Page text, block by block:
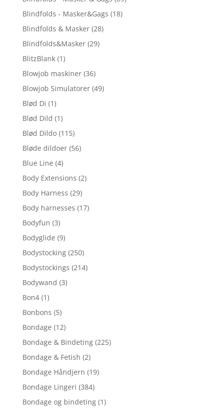
Blindfolds - Masker&Gags (18)
Blindfolds & Masker (28)
Blindfolds&Masker (29)
BlitzBlank (1)
Blowjob maskiner (36)
Blowjob Simulatorer (49)
Blød Di (1)
Blød Dild (1)
Blød Dildo (115)
Bløde dildoer (56)
Blue Line (4)
Body Extensions (2)
Body Harness (29)
Body harnesses (17)
Bodyfun (3)
Bodyglide (9)
Bodystocking (250)
Bodystockings (214)
Bodywand (3)
Bon4 (1)
Bonbons (5)
Bondage (12)
Bondage & Bindeting (225)
Bondage & Fetish (2)
Bondage Håndjern (19)
Bondage Lingeri (384)
Bondage og bindeting (1)